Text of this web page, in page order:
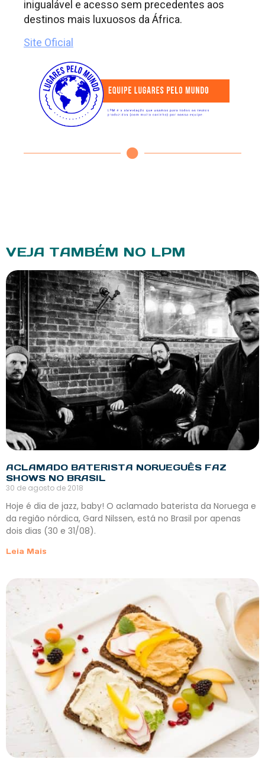
inigualável e acesso sem precedentes aos
destinos mais luxuosos da África.
Site Oficial
VEJA TAMBÉM NO LPM
ACLAMADO BATERISTA NORUEGUÊS FAZ
SHOWS NO BRASIL
30 de agosto de 2018
Hoje é dia de jazz, baby! O aclamado baterista da Noruega e
da região nórdica, Gard Nilssen, está no Brasil por apenas
dois dias (30 e 31/08).
Leia Mais